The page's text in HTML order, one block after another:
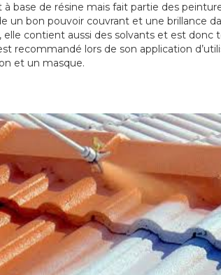
à base de résine mais fait partie des
un bon pouvoir couvrant et une brillance
elle contient aussi des solvants et est donc
recommandé lors de son application
et un masque.